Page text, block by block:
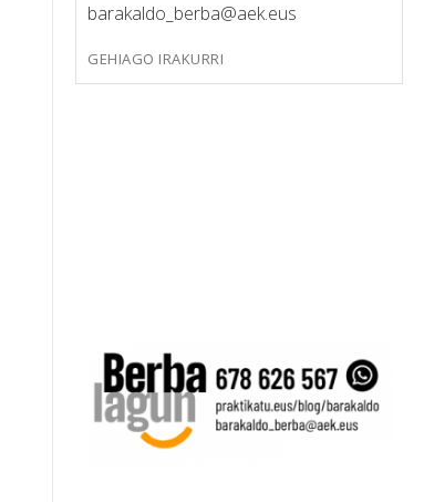
barakaldo_berba@aek.eus
GEHIAGO IRAKURRI